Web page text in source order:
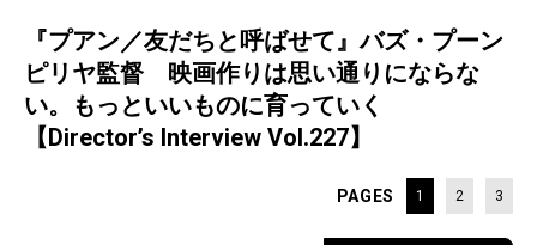
『プアン／友だちと呼ばせて』バズ・プーン
ピリヤ監督 映画作りは思い通りにならな
い。もっといいものに育っていく
【Director’s Interview Vol.227】
PAGES 1 2 3